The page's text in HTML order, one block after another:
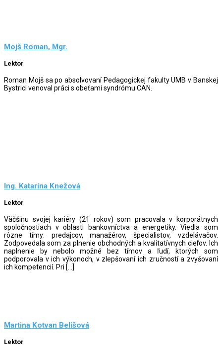
Mojš Roman, Mgr.
Lektor
Roman Mojš sa po absolvovaní Pedagogickej fakulty UMB v Banskej
Bystrici venoval práci s obeťami syndrómu CAN.
Ing. Katarína Knežová
Lektor
Väčšinu svojej kariéry (21 rokov) som pracovala v korporátnych
spoločnostiach v oblasti bankovníctva a energetiky. Viedla som
rôzne tímy: predajcov, manažérov, špecialistov, vzdelávačov.
Zodpovedala som za plnenie obchodných a kvalitatívnych cieľov. Ich
naplnenie by nebolo možné bez tímov a ľudí, ktorých som
podporovala v ich výkonoch, v zlepšovaní ich zručností a zvyšovaní
ich kompetencií. Pri […]
Martina Kotvan Belišová
Lektor